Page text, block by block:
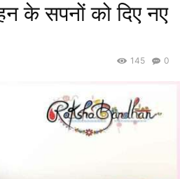
के सपनों को दिए नए
0
145